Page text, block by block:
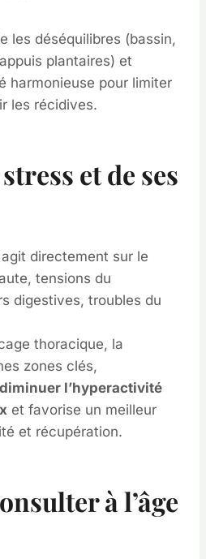
les déséquilibres (bassin,
plantaires) et
harmonieuse pour limiter
les récidives.
et de ses
directement sur le
tensions du
digestives, troubles du
thoracique, la
zones clés,
diminuer l’hyperactivité
et favorise un meilleur
et récupération.
à l’âge